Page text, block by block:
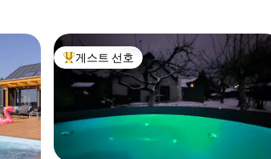
상위 게스트 선호
게스트 선호